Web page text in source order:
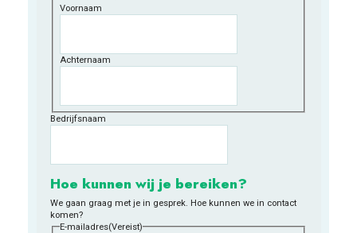
Voornaam
Achternaam
Bedrijfsnaam
Hoe kunnen wij je bereiken?
We gaan graag met je in gesprek. Hoe kunnen we in contact
komen?
E-mailadres(Vereist)